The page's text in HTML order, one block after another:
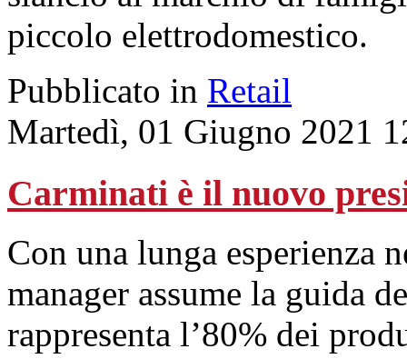
piccolo elettrodomestico.
Pubblicato in Retail
Martedì, 01 Giugno 2021
Carminati è il nuovo
Con una lunga esperienza
manager assume la guida
rappresenta l’80% dei